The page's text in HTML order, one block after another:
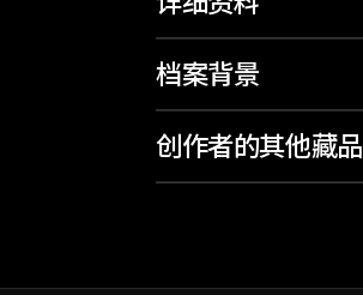
档案背景
创作者的其他藏品